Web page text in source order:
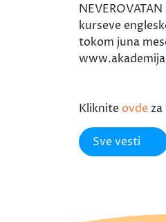
kurseve
tokom juna
Kliknite ovde
Sve vesti